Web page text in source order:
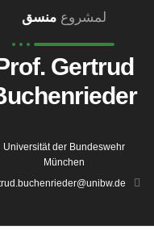
لمشروعمنسق
Gertrud
Universität der Bundeswehr
München